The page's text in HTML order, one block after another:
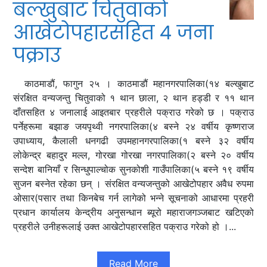
बल्खुबाट चितुवाको
आखेटोपहारसहित ४ जना
पक्राउ
काठमाडौं, फागुन २५ । काठमाडौं महानगरपालिका(१४ बल्खुबाट
संरक्षित वन्यजन्तु चितुवाको १ थान छाला, २ थान हड्डी र ११ थान
दाँतसहित ४ जनालाई आइतबार प्रहरीले पक्राउ गरेको छ । पक्राउ
पर्नेहरूमा बझाङ जयपृथ्वी नगरपालिका(४ बस्ने २४ वर्षीय कृष्णराज
उपाध्याय, कैलाली धनगढी उपमहानगरपालिका(१ बस्ने ३२ वर्षीय
लोकेन्द्र बहादुर मल्ल, गोरखा गोरखा नगरपालिका(२ बस्ने २० वर्षीय
सन्देश बानियाँ र सिन्धुपाल्चोक सुनकोशी गाउँपालिका(५ बस्ने १९ वर्षीय
सुजन बस्नेत रहेका छन् । संरक्षित वन्यजन्तुको आखेटोपहार अवैध रुपमा
ओसार(पसार तथा किनबेच गर्न लागेको भन्ने सूचनाको आधारमा प्रहरी
प्रधान कार्यालय केन्द्रीय अनुसन्धान ब्यूरो महाराजगञ्जबाट खटिएको
प्रहरीले उनीहरूलाई उक्त आखेटोपहारसहित पक्राउ गरेको हो ।...
Read More